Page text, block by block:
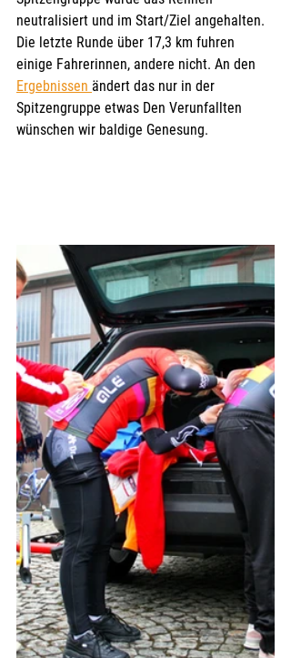
neutralisiert und im Start/Ziel angehalten.
Die letzte Runde über 17,3 km fuhren
einige Fahrerinnen, andere nicht. An den
Ergebnissen ändert das nur in der
Spitzengruppe etwas Den Verunfallten
wünschen wir baldige Genesung.